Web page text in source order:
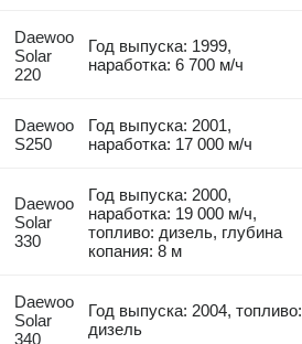
Daewoo
Solar
220
Год выпуска: 1999,
наработка: 6 700 м/ч
Daewoo
S250
Год выпуска: 2001,
наработка: 17 000 м/ч
Daewoo
Solar
330
Год выпуска: 2000,
наработка: 19 000 м/ч,
топливо: дизель, глубина
копания: 8 м
Daewoo
Solar
340
Год выпуска: 2004, топливо:
дизель